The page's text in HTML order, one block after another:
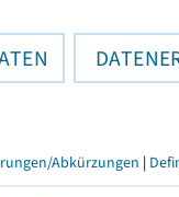
Abkürzungen |